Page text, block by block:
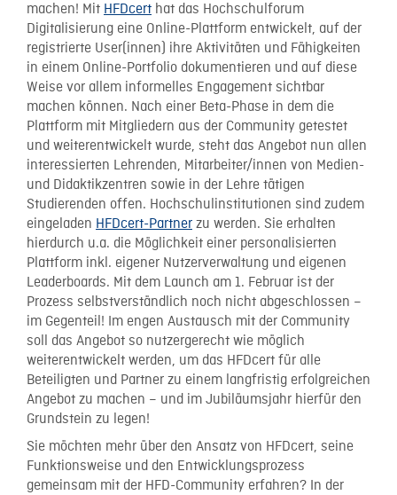
machen! Mit HFDcert hat das Hochschulforum
Digitalisierung eine Online-Plattform entwickelt, auf der
registrierte User(innen) ihre Aktivitäten und Fähigkeiten
in einem Online-Portfolio dokumentieren und auf diese
Weise vor allem informelles Engagement sichtbar
machen können. Nach einer Beta-Phase in dem die
Plattform mit Mitgliedern aus der Community getestet
und weiterentwickelt wurde, steht das Angebot nun allen
interessierten Lehrenden, Mitarbeiter/innen von Medien-
und Didaktikzentren sowie in der Lehre tätigen
Studierenden offen. Hochschulinstitutionen sind zudem
eingeladen HFDcert-Partner zu werden. Sie erhalten
hierdurch u.a. die Möglichkeit einer personalisierten
Plattform inkl. eigener Nutzerverwaltung und eigenen
Leaderboards. Mit dem Launch am 1. Februar ist der
Prozess selbstverständlich noch nicht abgeschlossen –
im Gegenteil! Im engen Austausch mit der Community
soll das Angebot so nutzergerecht wie möglich
weiterentwickelt werden, um das HFDcert für alle
Beteiligten und Partner zu einem langfristig erfolgreichen
Angebot zu machen – und im Jubiläumsjahr hierfür den
Grundstein zu legen!
Sie möchten mehr über den Ansatz von HFDcert, seine
Funktionsweise und den Entwicklungsprozess
gemeinsam mit der HFD-Community erfahren? In der